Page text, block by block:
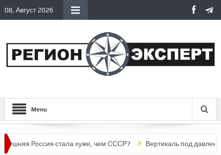
08, Август 2026
Menu
стала хуже, чем СССР? Вертикаль под давлением